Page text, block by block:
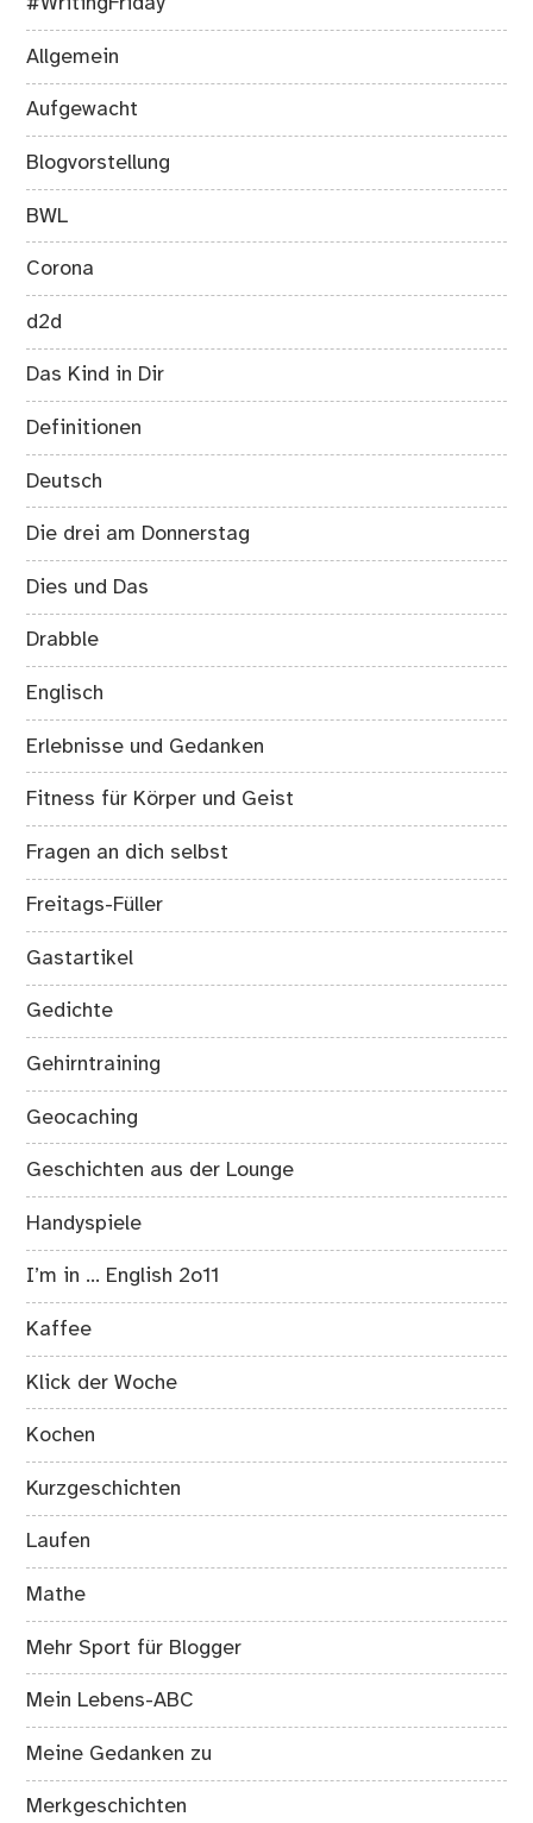
Allgemein
Aufgewacht
Blogvorstellung
BWL
Corona
d2d
Das Kind in Dir
Definitionen
Deutsch
Die drei am Donnerstag
Dies und Das
Drabble
Englisch
Erlebnisse und Gedanken
Fitness für Körper und Geist
Fragen an dich selbst
Freitags-Füller
Gastartikel
Gedichte
Gehirntraining
Geocaching
Geschichten aus der Lounge
Handyspiele
I’m in … English 2o11
Kaffee
Klick der Woche
Kochen
Kurzgeschichten
Laufen
Mathe
Mehr Sport für Blogger
Mein Lebens-ABC
Meine Gedanken zu
Merkgeschichten